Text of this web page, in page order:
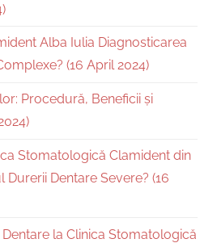
Alba Iulia Diagnosticarea
(16 April 2024)
Procedură, Beneficii și
Stomatologică Clamident din
Dentare Severe? (16
la Clinica Stomatologică